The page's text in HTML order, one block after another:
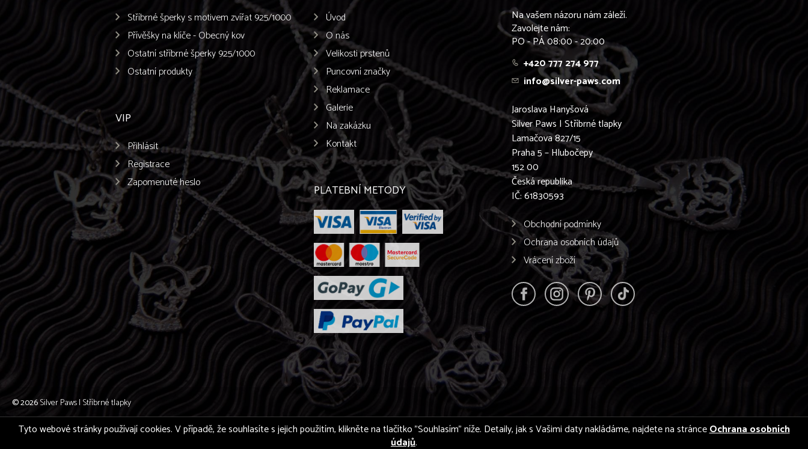
Stříbrné šperky s motivem zvířat 925/1000
Přívěšky na klíče - Obecný kov
Ostatní stříbrné šperky 925/1000
Ostatní produkty
VIP
Přihlásit
Registrace
Zapomenuté heslo
Úvod
O nás
Velikosti prstenů
Puncovní značky
Reklamace
Galerie
Na zakázku
Kontakt
PLATEBNÍ METODY
Na vašem názoru nám záleží.
Zavolejte nám:
PO - PÁ 08:00 - 20:00
+420 777 274 977
info@silver-paws.com
Jaroslava Hanyšová
Silver Paws | Stříbrné tlapky
Lamačova 827/15
Praha 5 – Hlubočepy
152 00
Česká republika
IČ: 61830593
Obchodní podmínky
Ochrana osobních údajů
Vrácení zboží
© 2026Silver Paws | Stříbrné tlapky
Tyto webové stránky používají cookies. V případě, že souhlasíte s jejich použitím, klikněte na tlačítko "Souhlasím" níže. Detaily, jak s Vašimi daty nakládáme, najdete na stránceOchrana osobních
údajů.